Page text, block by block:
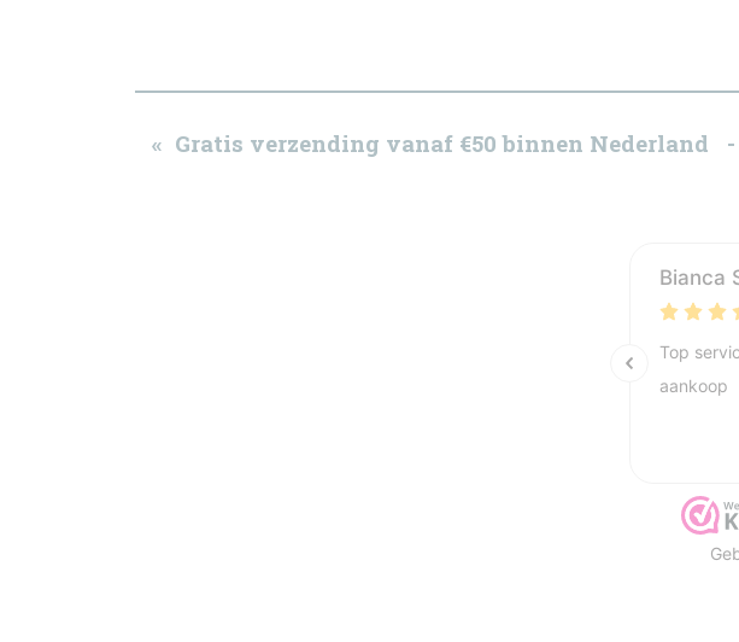
« Gratis verzending vanaf €50 binnen